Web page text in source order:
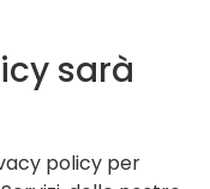
sarà
policy per